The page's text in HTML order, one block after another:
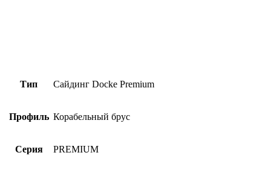
Тип Сайдинг Docke Premium
Профиль Корабельный брус
Серия PREMIUM